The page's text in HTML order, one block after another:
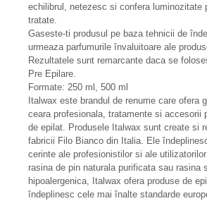
echilibrul, netezesc si confera luminozitate
tratate.
Gaseste-ti produsul pe baza tehnicii de
urmeaza parfumurile învaluitoare ale
Rezultatele sunt remarcante daca se
Pre Epilare.
Formate: 250 ml, 500 ml
Italwax este brandul de renume care ofera
ceara profesionala, tratamente si accesorii
de epilat. Produsele Italwax sunt create si
fabricii Filo Bianco din Italia. Ele
cerinte ale profesionistilor si ale
rasina de pin naturala purificata sau rasina
hipoalergenica, Italwax ofera produse de
îndeplinesc cele mai înalte standarde